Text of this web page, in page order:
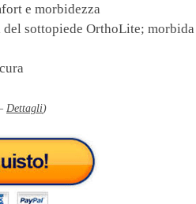
e morbidezza
sottopiede OrthoLite;
Dettagli)